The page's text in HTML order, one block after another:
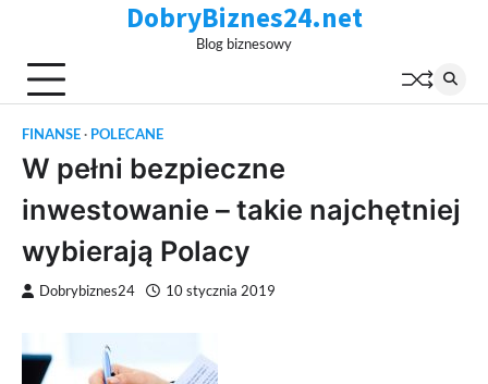
content
DobryBiznes24.net
Blog biznesowy
FINANSE POLECANE
W pełni bezpieczne
inwestowanie – takie najchętniej
wybierają Polacy
Dobrybiznes24 10 stycznia 2019